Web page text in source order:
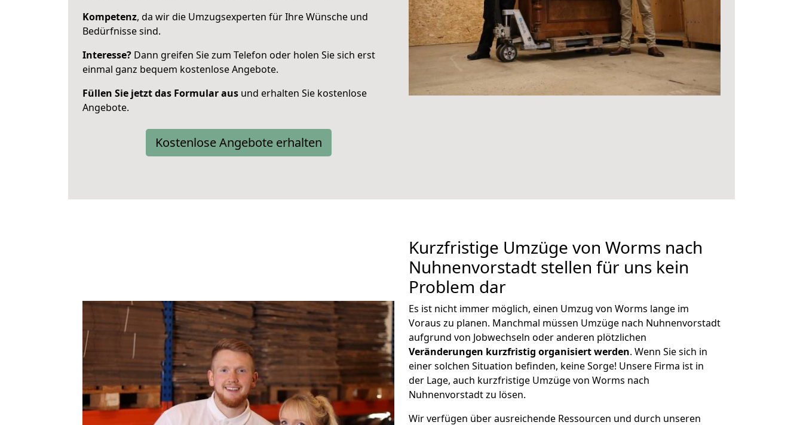
Kompetenz, da wir die Umzugsexperten für Ihre Wünsche und
Bedürfnisse sind.
Interesse? Dann greifen Sie zum Telefon oder holen Sie sich erst
einmal ganz bequem kostenlose Angebote.
Füllen Sie jetzt das Formular aus und erhalten Sie kostenlose
Angebote.
Kostenlose Angebote erhalten
Kurzfristige Umzüge von Worms nach
Nuhnenvorstadt stellen für uns kein
Problem dar
Es ist nicht immer möglich, einen Umzug von Worms lange im
Voraus zu planen. Manchmal müssen Umzüge nach Nuhnenvorstadt
aufgrund von Jobwechseln oder anderen plötzlichen
Veränderungen kurzfristig organisiert werden. Wenn Sie sich in
einer solchen Situation befinden, keine Sorge! Unsere Firma ist in
der Lage, auch kurzfristige Umzüge von Worms nach
Nuhnenvorstadt zu lösen.
Wir verfügen über ausreichende Ressourcen und durch unseren